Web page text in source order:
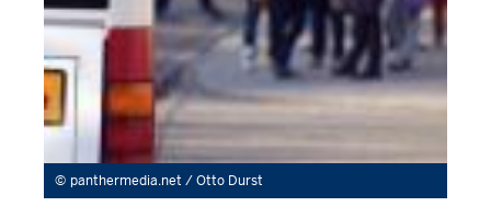
panthermedia.net / Otto Durst